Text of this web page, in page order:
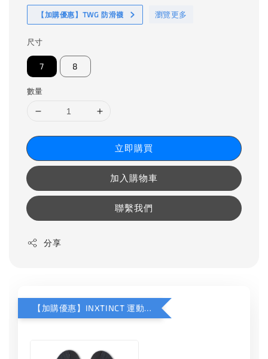
【加購優惠】TWG 防滑襪 瀏覽更多
尺寸
7 8
數量
立即購買
加入購物車
聯繫我們
分享
【加購優惠】INXTINCT 運動款鞋墊